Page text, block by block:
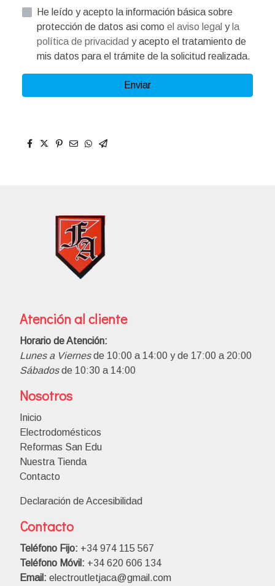
He leído y acepto la información básica sobre
protección de datos asi como el aviso legal y la
política de privacidad y acepto el tratamiento de
mis datos para el trámite de la solicitud realizada.
Enviar
Atención al cliente
Horario de Atención:
Lunes a Viernesde 10:00 a 14:00 y de 17:00 a 20:00
Sábadosde 10:30 a 14:00
Nosotros
Inicio
Electrodomésticos
Reformas San Edu
Nuestra Tienda
Contacto
Declaración de Accesibilidad
Contacto
Teléfono Fijo: +34 974 115 567
Teléfono Móvil: +34 620 606 134
Email: electroutletjaca@gmail.com